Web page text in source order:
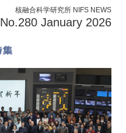
核融合科学研究所 NIFS NEWS
No.280 January 2026